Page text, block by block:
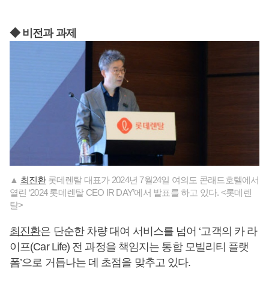
◆ 비전과 과제
▲ 최진환롯데렌탈 대표가 2024년 7월24일 여의도 콘래드호텔에서
열린 ‘2024 롯데렌탈 CEO IR DAY’에서 발표를 하고 있다. <롯데렌
탈>
최진환은 단순한 차량 대여 서비스를 넘어 ‘고객의 카 라
이프(Car Life) 전 과정을 책임지는 통합 모빌리티 플랫
폼’으로 거듭나는 데 초점을 맞추고 있다.